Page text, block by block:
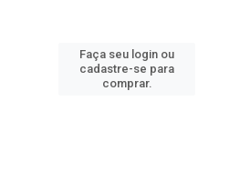
Faça seu login ou
cadastre-se para
comprar.